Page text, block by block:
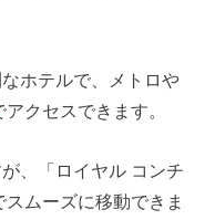
ホテルで、メトロや
アクセスできます。
、「ロイヤル コンチ
ムーズに移動できま